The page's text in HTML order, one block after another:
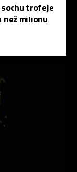
trofeje
než milionu